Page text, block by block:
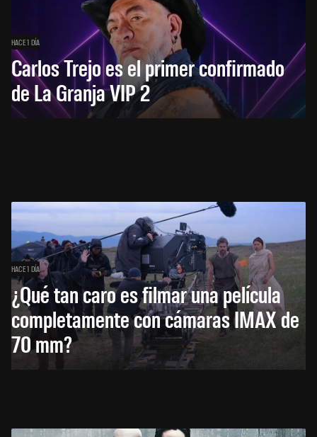
HACE 1 DÍA
Carlos Trejo es el primer confirmado
de La Granja VIP 2
HACE 1 DÍA
¿Qué tan caro es filmar una película
completamente con cámaras IMAX de
70 mm?